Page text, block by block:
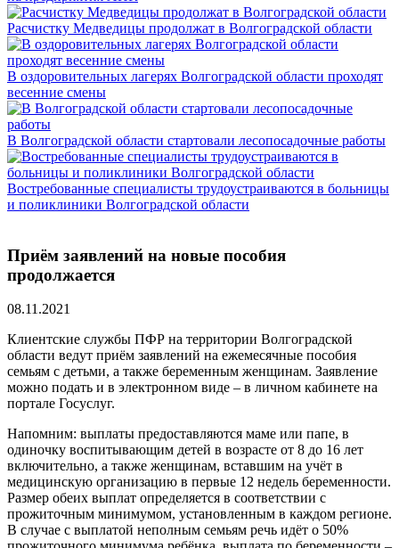
Расчистку Медведицы продолжат в Волгоградской области
В оздоровительных лагерях Волгоградской области проходят
весенние смены
В Волгоградской области стартовали лесопосадочные работы
Востребованные специалисты трудоустраиваются в больницы
и поликлиники Волгоградской области
Приём заявлений на новые пособия
продолжается
08.11.2021
Клиентские службы ПФР на территории Волгоградской
области ведут приём заявлений на ежемесячные пособия
семьям с детьми, а также беременным женщинам. Заявление
можно подать и в электронном виде – в личном кабинете на
портале Госуслуг.
Напомним: выплаты предоставляются маме или папе, в
одиночку воспитывающим детей в возрасте от 8 до 16 лет
включительно, а также женщинам, вставшим на учёт в
медицинскую организацию в первые 12 недель беременности.
Размер обеих выплат определяется в соответствии с
прожиточным минимумом, установленным в каждом регионе.
В случае с выплатой неполным семьям речь идёт о 50%